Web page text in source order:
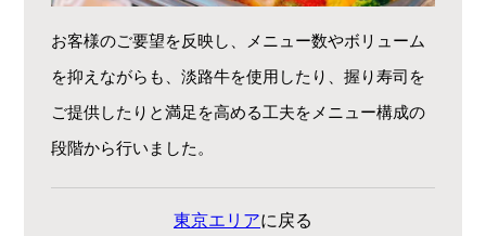
お客様のご要望を反映し、メニュー数やボリューム
を抑えながらも、淡路牛を使用したり、握り寿司を
ご提供したりと満足を高める工夫をメニュー構成の
段階から行いました。
東京エリアに戻る